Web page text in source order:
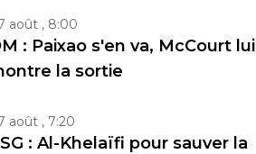
août , 8:00
: Paixao s'en va, McCourt lui
la sortie
août , 7:20
: Al-Khelaïfi pour sauver la